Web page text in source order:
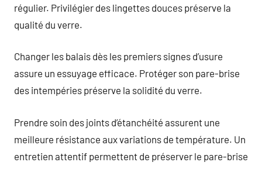
régulier. Privilégier des lingettes douces préserve la
qualité du verre.
Changer les balais dès les premiers signes d’usure
assure un essuyage efficace. Protéger son pare-brise
des intempéries préserve la solidité du verre.
Prendre soin des joints d’étanchéité assurent une
meilleure résistance aux variations de température. Un
entretien attentif permettent de préserver le pare-brise